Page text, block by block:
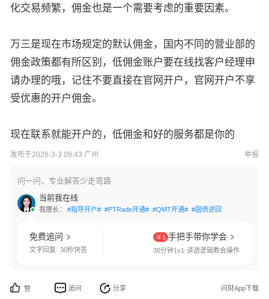
化交易频繁，佣金也是一个需要考虑的重要因素。
万三是现在市场规定的默认佣金，国内不同的营业部的
佣金政策都有所区别，低佣金账户要在线找客户经理申
请办理的哦，记住不要直接在官网开户，官网开户不享
受优惠的开户佣金。
现在联系就能开户的，低佣金和好的服务都是你的
发布于2026-3-3 09:43 广州 举报
问一问，专业解答少走弯路
当前我在线
我擅长： #指导开户# #PTRade开通# #QMT开通# #国债逆回购#
免费追问
文字回复· 30秒快答
￥1 手把手带你学会
30分钟1v1·讲透逻辑教会操作
赞 追问 分享 问财App下载